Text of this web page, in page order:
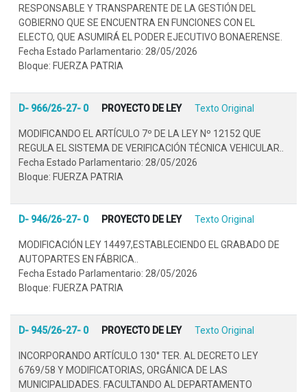
RESPONSABLE Y TRANSPARENTE DE LA GESTIÓN DEL
GOBIERNO QUE SE ENCUENTRA EN FUNCIONES CON EL
ELECTO, QUE ASUMIRÁ EL PODER EJECUTIVO BONAERENSE.
Fecha Estado Parlamentario: 28/05/2026
Bloque: FUERZA PATRIA
D- 966/26-27- 0 PROYECTO DE LEY Texto Original
MODIFICANDO EL ARTÍCULO 7º DE LA LEY Nº 12152 QUE
REGULA EL SISTEMA DE VERIFICACIÓN TÉCNICA VEHICULAR..
Fecha Estado Parlamentario: 28/05/2026
Bloque: FUERZA PATRIA
D- 946/26-27- 0 PROYECTO DE LEY Texto Original
MODIFICACIÓN LEY 14497,ESTABLECIENDO EL GRABADO DE
AUTOPARTES EN FÁBRICA..
Fecha Estado Parlamentario: 28/05/2026
Bloque: FUERZA PATRIA
D- 945/26-27- 0 PROYECTO DE LEY Texto Original
INCORPORANDO ARTÍCULO 130° TER. AL DECRETO LEY
6769/58 Y MODIFICATORIAS, ORGÁNICA DE LAS
MUNICIPALIDADES. FACULTANDO AL DEPARTAMENTO